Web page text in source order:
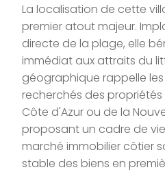
La localisation de cette
premier atout majeur.
directe de la plage, elle
immédiat aux attraits du
géographique rappelle
recherchés des
Côte d'Azur ou de la
proposant un cadre de
marché immobilier côtier
stable des biens en